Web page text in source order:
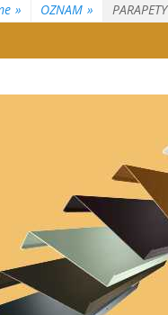
» OZNAM » PARAPETY